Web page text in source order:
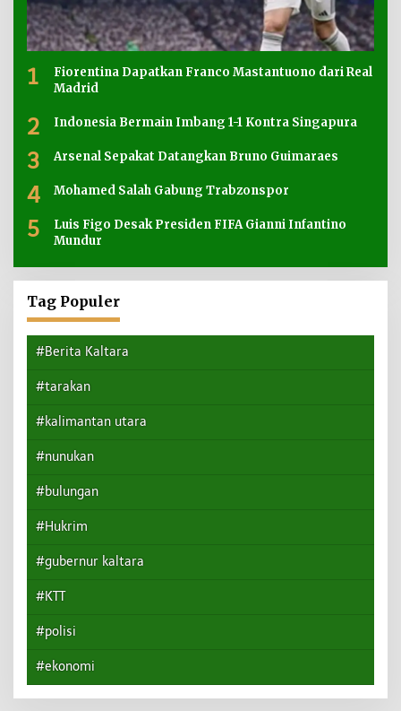
1
Fiorentina Dapatkan Franco Mastantuono dari Real
Madrid
2 Indonesia Bermain Imbang 1-1 Kontra Singapura
3 Arsenal Sepakat Datangkan Bruno Guimaraes
4 Mohamed Salah Gabung Trabzonspor
5
Luis Figo Desak Presiden FIFA Gianni Infantino
Mundur
Tag Populer
#Berita Kaltara
#tarakan
#kalimantan utara
#nunukan
#bulungan
#Hukrim
#gubernur kaltara
#KTT
#polisi
#ekonomi